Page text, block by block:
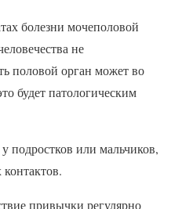
болезни мочеполовой
не
половой орган может во
будет патологическим
подростков или мальчиков,
привычки регулярно